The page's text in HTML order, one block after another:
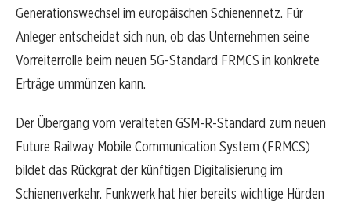
Generationswechsel im europäischen Schienennetz. Für
Anleger entscheidet sich nun, ob das Unternehmen seine
Vorreiterrolle beim neuen 5G-Standard FRMCS in konkrete
Erträge ummünzen kann.
Der Übergang vom veralteten GSM-R-Standard zum neuen
Future Railway Mobile Communication System (FRMCS)
bildet das Rückgrat der künftigen Digitalisierung im
Schienenverkehr. Funkwerk hat hier bereits wichtige Hürden